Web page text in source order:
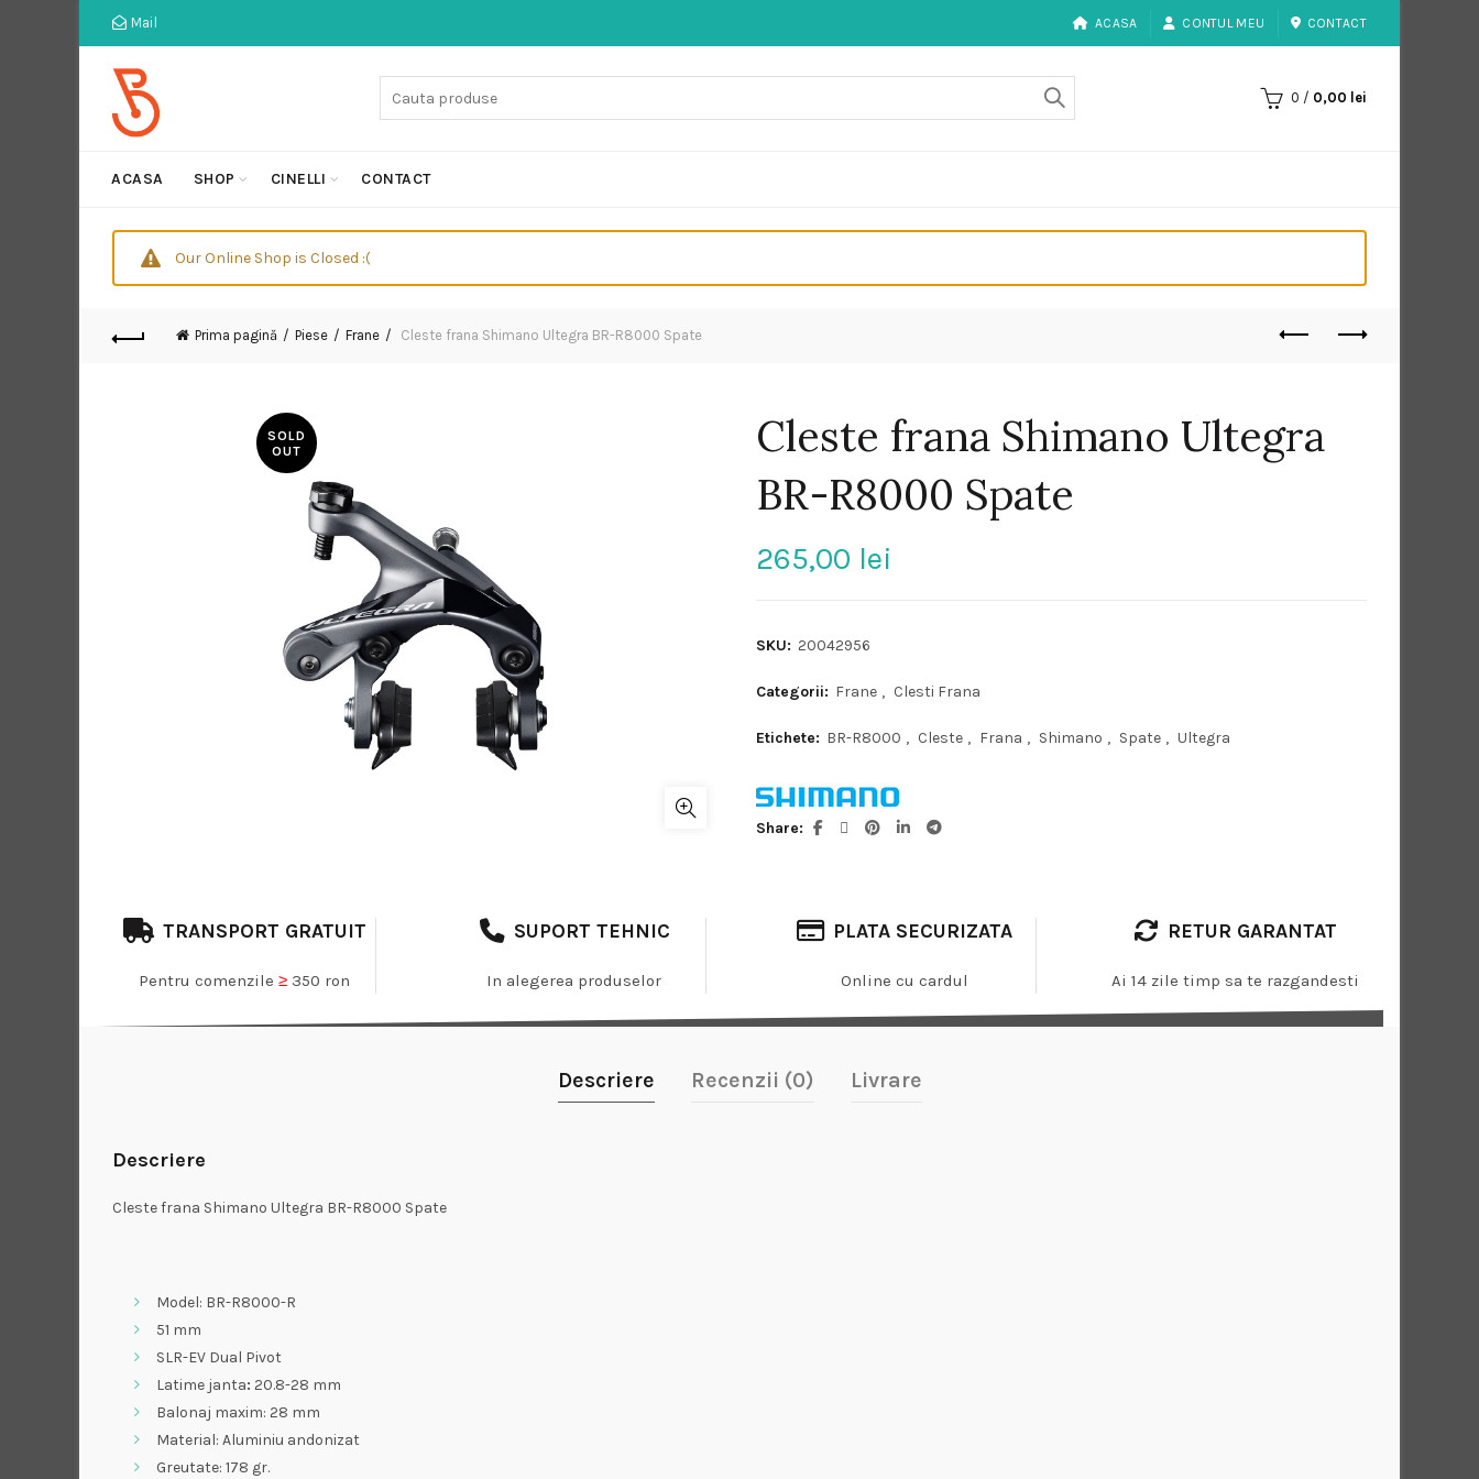
Mail ACASA CONTUL MEU CONTACT
0 / 0,00 lei
ACASA SHOP CINELLI CONTACT
Our Online Shop is Closed :(
Prima pagină Piese Frane Cleste frana Shimano Ultegra BR-R8000 Spate
SOLD
OUT
Cleste frana Shimano Ultegra
BR-R8000 Spate
265,00 lei
SKU: 20042956
Categorii: Frane , Clesti Frana
Etichete: BR-R8000 , Cleste , Frana , Shimano , Spate , Ultegra
Share
TRANSPORT GRATUIT
Pentru comenzile ≥350 ron
SUPORT TEHNIC
In alegerea produselor
PLATA SECURIZATA
Online cu cardul
RETUR GARANTAT
Ai 14 zile timp sa te razgandesti
Descriere Recenzii (0) Livrare
Descriere
Cleste frana Shimano Ultegra BR-R8000 Spate
Model: BR-R8000-R
51 mm
SLR-EV Dual Pivot
Latime janta: 20.8-28 mm
Balonaj maxim: 28 mm
Material: Aluminiu andonizat
Greutate: 178 gr.